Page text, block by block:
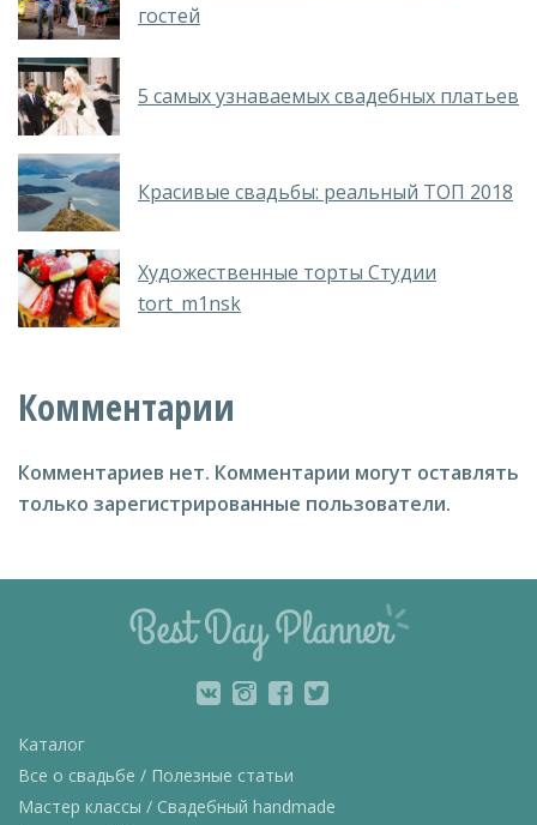
гостей
5 самых узнаваемых свадебных платьев
Красивые свадьбы: реальный ТОП 2018
Художественные торты Студии
tort_m1nsk
Комментарии
Комментариев нет. Комментарии могут оставлять
только зарегистрированные пользователи.
Каталог
Все о свадьбе / Полезные статьи
Мастер классы / Свадебный handmade